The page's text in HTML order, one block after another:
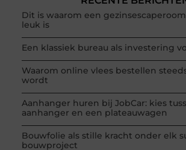
Dit is waarom een
leuk is
Een klassiek bureau als investering
Waarom online vlees bestellen
wordt
Aanhanger huren bij JobCar: kies
aanhanger en een plateauwagen
Bouwfolie als stille kracht onder elk
bouwproject